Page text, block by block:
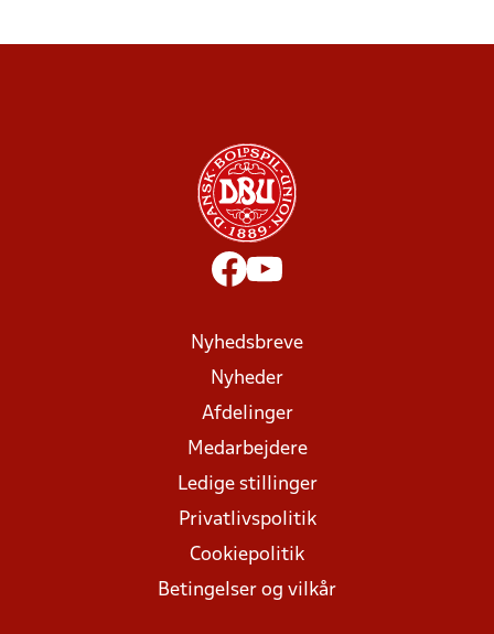
Nyhedsbreve
Nyheder
Afdelinger
Medarbejdere
Ledige stillinger
Privatlivspolitik
Cookiepolitik
Betingelser og vilkår